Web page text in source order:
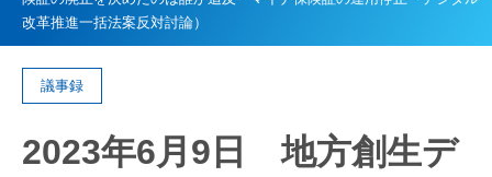
改革推進一括法案反対討論）
議事録
2023年6月9日 地方創生デ